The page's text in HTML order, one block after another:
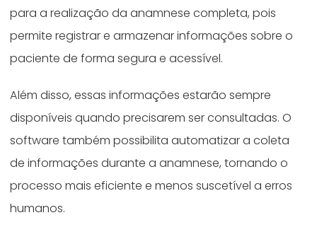
para a realização da anamnese completa, pois
permite registrar e armazenar informações sobre o
paciente de forma segura e acessível.
Além disso, essas informações estarão sempre
disponíveis quando precisarem ser consultadas. O
software também possibilita automatizar a coleta
de informações durante a anamnese, tornando o
processo mais eficiente e menos suscetível a erros
humanos.